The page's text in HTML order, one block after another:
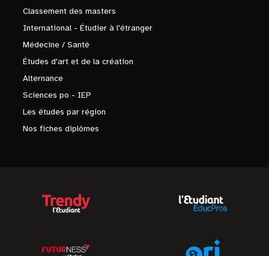
Classement des masters
International - Étudier à l'étranger
Médecine / Santé
Études d'art et de la création
Alternance
Sciences po - IEP
Les études par région
Nos fiches diplômes